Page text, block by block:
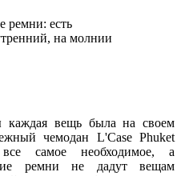
ремни: есть
на молнии
каждая вещь была на своем
чемодан L'Case Phuket
самое необходимое, а
ремни не дадут вещам